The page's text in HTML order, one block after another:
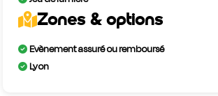
Zones & options
Evènement assuré ou remboursé
Lyon